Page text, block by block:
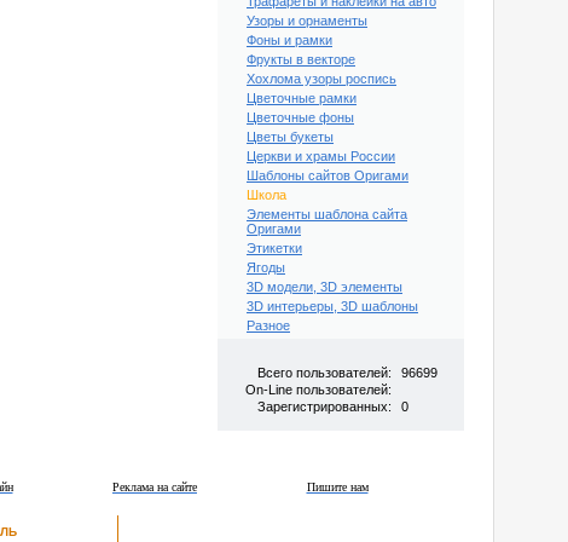
Узоры и орнаменты
Фоны и рамки
Фрукты в векторе
Хохлома узоры роспись
Цветочные рамки
Цветочные фоны
Цветы букеты
Церкви и храмы России
Шаблоны сайтов Оригами
Школа
Элементы шаблона сайта
Оригами
Этикетки
Ягоды
3D модели, 3D элементы
3D интерьеры, 3D шаблоны
Разное
Всего пользователей:
96699
On-Line пользователей:
Зарегистрированных:
0
Пишите нам
Реклама на сайте